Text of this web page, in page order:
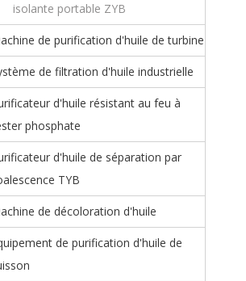
isolante portable ZYB
de purification d'huile de turbine
de filtration d'huile industrielle
d'huile résistant au feu à
phosphate
d'huile de séparation par
TYB
de décoloration d'huile
de purification d'huile de